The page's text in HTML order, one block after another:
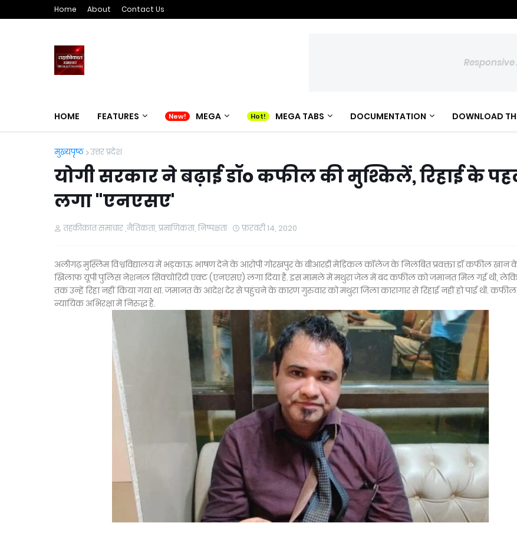
Home About Contact Us
HOME FEATURES MEGA MEGA TABS DOCUMENTATION DOWNLOAD
मुख्यपृष्ठ उत्तर प्रदेश
योगी सरकार ने बढ़ाई डॉo कफील की मुश्किलें, रिहाई के
लगा "एनएसए'
तहकीकात समाचार ,नैतिकता, प्रमाणिकता, निष्पक्षता फ़रवरी 14, 2020
अलीगढ़ मुस्लिम विश्वविद्यालय में भड़काऊ भाषण देने के आरोपी गोरखपुर के बीआरडी मेडिकल कॉलेज के निलंबित प्रवक्ता डॉ कफील खान
खिलाफ यूपी पुलिस नेशनल सिक्योरिटी एक्ट (एनएसए) लगा दिया है. इस मामले में मथुरा जेल में बंद कफील को जमानत मिल गई थी,
तक उन्हें रिहा नहीं किया गया था. जमानत के आदेश देर से पहुंचने के कारण गुरुवार को मथुरा जिला कारागार से रिहाई नहीं हो पाई थी. कफील
न्यायिक अभिरक्षा में निरुद्ध हैं.